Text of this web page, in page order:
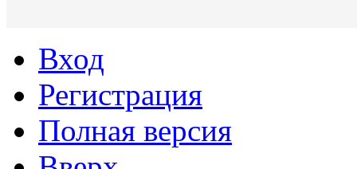
Вход
Регистрация
Полная версия